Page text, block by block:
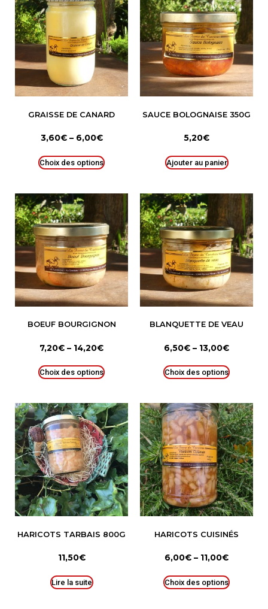
GRAISSE DE CANARD
3,60€– 6,00€
Choix des options
SAUCE BOLOGNAISE 350G
5,20€
Ajouter au panier
BOEUF BOURGIGNON
7,20€ – 14,20€
Choix des options
BLANQUETTE DE VEAU
6,50€ – 13,00€
Choix des options
HARICOTS TARBAIS 800G
11,50€
Lire la suite
HARICOTS CUISINÉS
6,00€ – 11,00€
Choix des options